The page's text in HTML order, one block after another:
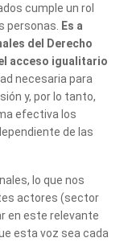
cumple un rol
personas.
Es a
del Derecho
acceso igualitario
necesaria para
y, por lo tanto,
efectiva los
de las
lo que nos
actores (sector
en este relevante
esta voz sea cada